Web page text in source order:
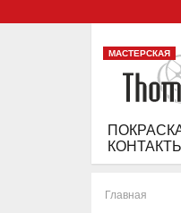
МАСТЕРСКАЯ
КОНТАКТЫ
Главная